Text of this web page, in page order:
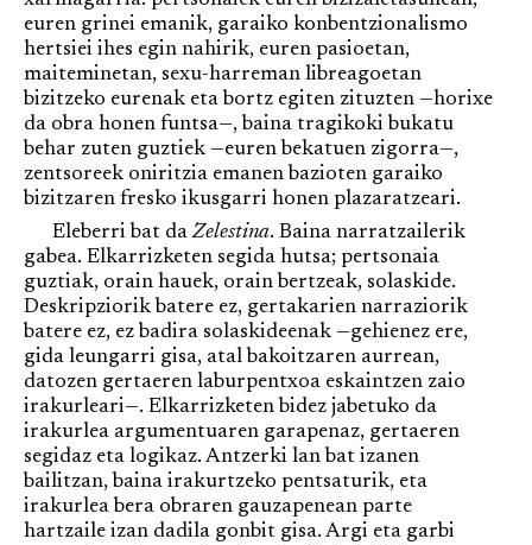
euren grinei emanik, garaiko konbentzionalismo
hertsiei ihes egin nahirik, euren pasioetan,
maiteminetan, sexu-harreman libreagoetan
bizitzeko eurenak eta bortz egiten zituzten —horixe
da obra honen funtsa—, baina tragikoki bukatu
behar zuten guztiek —euren bekatuen zigorra—,
zentsoreek oniritzia emanen bazioten garaiko
bizitzaren fresko ikusgarri honen plazaratzeari.
Eleberri bat da Zelestina. Baina narratzailerik
gabea. Elkarrizketen segida hutsa; pertsonaia
guztiak, orain hauek, orain bertzeak, solaskide.
Deskripziorik batere ez, gertakarien narraziorik
batere ez, ez badira solaskideenak —gehienez ere,
gida leungarri gisa, atal bakoitzaren aurrean,
datozen gertaeren laburpentxoa eskaintzen zaio
irakurleari—. Elkarrizketen bidez jabetuko da
irakurlea argumentuaren garapenaz, gertaeren
segidaz eta logikaz. Antzerki lan bat izanen
bailitzan, baina irakurtzeko pentsaturik, eta
irakurlea bera obraren gauzapenean parte
hartzaile izan dadila gonbit gisa. Argi eta garbi